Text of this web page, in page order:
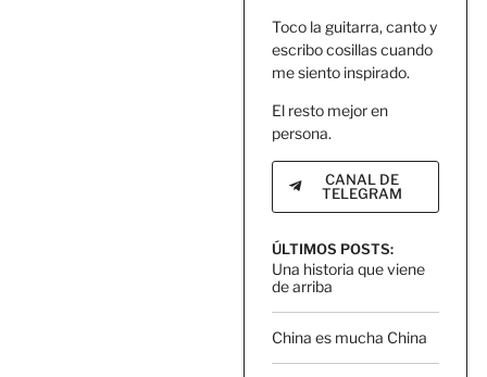
Toco la guitarra, canto y
escribo cosillas cuando
me siento inspirado.
El resto mejor en
persona.
CANAL DE
TELEGRAM
ÚLTIMOS POSTS:
Una historia que viene
de arriba
China es mucha China